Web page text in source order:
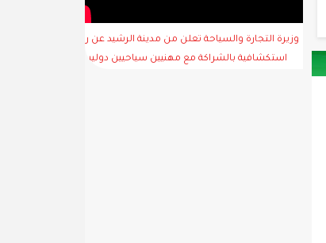
وزيرة التجارة والسياحة تعلن من مدينة الرشيد عن رحلة
استكشافية بالشراكة مع مهنيين سياحيين دوليين